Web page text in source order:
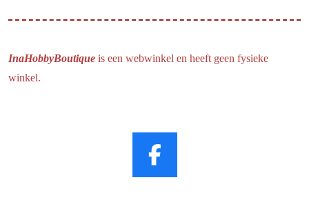
InaHobbyBoutique is een webwinkel en heeft geen fysieke
winkel.
F